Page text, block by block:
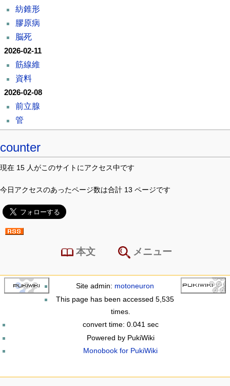
紡錐形
膠原病
脳死
2026-02-11
筋線維
資料
2026-02-08
前立腺
管
counter
現在 15 人がこのサイトにアクセス中です
今日アクセスのあったページ数は合計 13 ページです
本文 メニュー
Site admin: motoneuron
This page has been accessed 5,535
times.
convert time: 0.041 sec
Powered by PukiWiki
Monobook for PukiWiki